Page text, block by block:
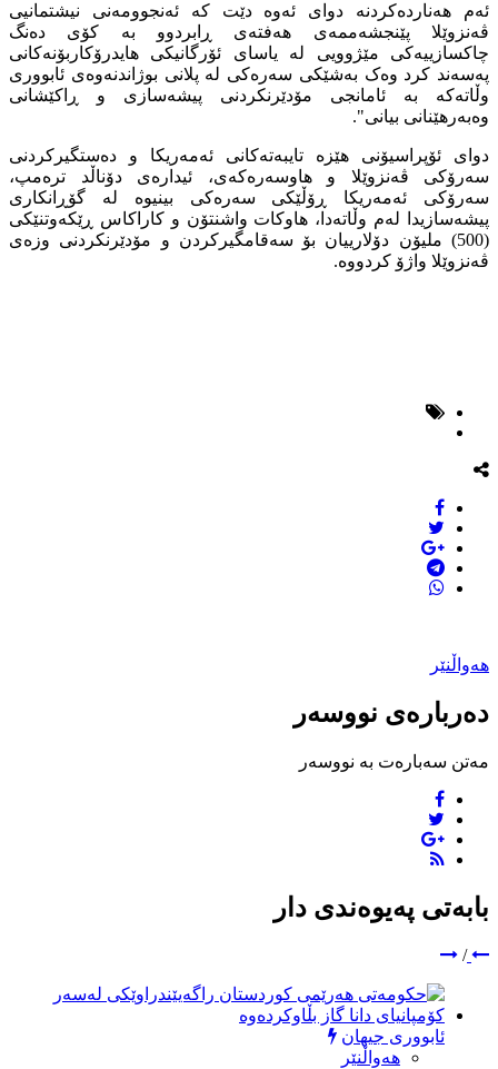
ئەم هەناردەکردنە دوای ئەوە دێت کە ئەنجوومەنی نیشتمانیی
ڤەنزوێلا پێنجشەممەی هەفتەی ڕابردوو بە کۆی دەنگ
چاکسازییەکی مێژوویی لە یاسای ئۆرگانیکی هایدرۆکاربۆنەکانی
پەسەند کرد وەک بەشێکی سەرەکی لە پلانی بوژاندنەوەی ئابووری
وڵاتەکە بە ئامانجی مۆدێرنکردنی پیشەسازی و ڕاکێشانی
وەبەرهێنانی بیانی".
دوای ئۆپراسیۆنی هێزە تایبەتەکانی ئەمەریکا و دەستگیرکردنی
سەرۆکی ڤەنزوێلا و هاوسەرەکەی، ئیدارەی دۆناڵد ترەمپ،
سەرۆکی ئەمەریکا ڕۆڵێکی سەرەکی بینیوە لە گۆڕانکاری
پیشەسازیدا لەم وڵاتەدا، هاوکات واشنتۆن و کاراکاس ڕێکەوتنێکی
(500) ملیۆن دۆلارییان بۆ سەقامگیرکردن و مۆدێرنکردنی وزەی
ڤەنزوێلا واژۆ کردووە.
هەواڵنێر
دەربارەی نووسەر
مەتن سەبارەت بە نووسەر
بابەتی پەیوەندی دار
/
ئابووری جیهان
هەواڵنێر